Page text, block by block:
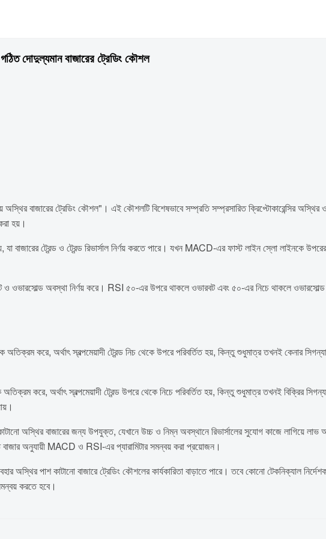
দোদুল্যমান বাজারের ট্রেডিং কৌশল
বাজারের ট্রেডিং কৌশল"। এই কৌশলটি বিশেষভাবে সম্প্রতি সম্প্রসারিত ক্রিপ্টোকারেন্সির অস্থির ও
হয়।
বাজারের ট্রেন্ড ও ট্রেন্ড রিভার্সাল নির্ণয় করতে পারে। যখন MACD-এর ফাস্ট লাইন স্লো লাইনকে
ও ওভারসোল্ড অবস্থা নির্ণয় করে। RSI ৫০-এর উপরে থাকলে ওভারবট এবং ৫০-এর নিচে থাকলে
করে, অর্থাৎ স্বল্পমেয়াদী ট্রেন্ড নিচ থেকে উপরে পরিবর্তিত হয়, কিন্তু শুধুমাত্র তখনই কেনার
করে, অর্থাৎ স্বল্পমেয়াদী ট্রেন্ড উপরে থেকে নিচে পরিবর্তিত হয়, কিন্তু শুধুমাত্র তখনই বিক্রির
অস্থির বাজারের জন্য উপযুক্ত, যেখানে উচ্চ ও নিম্ন অবস্থানে রিভার্সালের সুযোগ কাজে লাগিয়ে
বাজার অনুযায়ী MACD ও RSI-এর প্যারামিটার সমন্বয় করা প্রয়োজন।
পাশ কাটানো বাজারে ট্রেডিং কৌশলের কার্যকারিতা বাড়াতে পারে। তবে কোনো টেকনিক্যাল
করতে হবে।